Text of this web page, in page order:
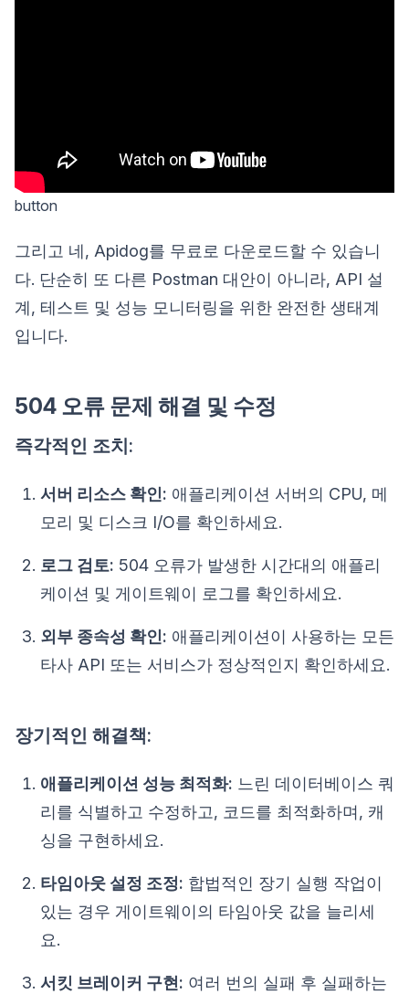
button
그리고 네, Apidog를 무료로 다운로드할 수 있습니
다. 단순히 또 다른 Postman 대안이 아니라, API 설
계, 테스트 및 성능 모니터링을 위한 완전한 생태계
입니다.
504 오류 문제 해결 및 수정
즉각적인 조치:
서버 리소스 확인: 애플리케이션 서버의 CPU, 메
모리 및 디스크 I/O를 확인하세요.
로그 검토: 504 오류가 발생한 시간대의 애플리
케이션 및 게이트웨이 로그를 확인하세요.
외부 종속성 확인: 애플리케이션이 사용하는 모든
타사 API 또는 서비스가 정상적인지 확인하세요.
장기적인 해결책:
애플리케이션 성능 최적화: 느린 데이터베이스 쿼
리를 식별하고 수정하고, 코드를 최적화하며, 캐
싱을 구현하세요.
타임아웃 설정 조정: 합법적인 장기 실행 작업이
있는 경우 게이트웨이의 타임아웃 값을 늘리세
요.
서킷 브레이커 구현: 여러 번의 실패 후 실패하는